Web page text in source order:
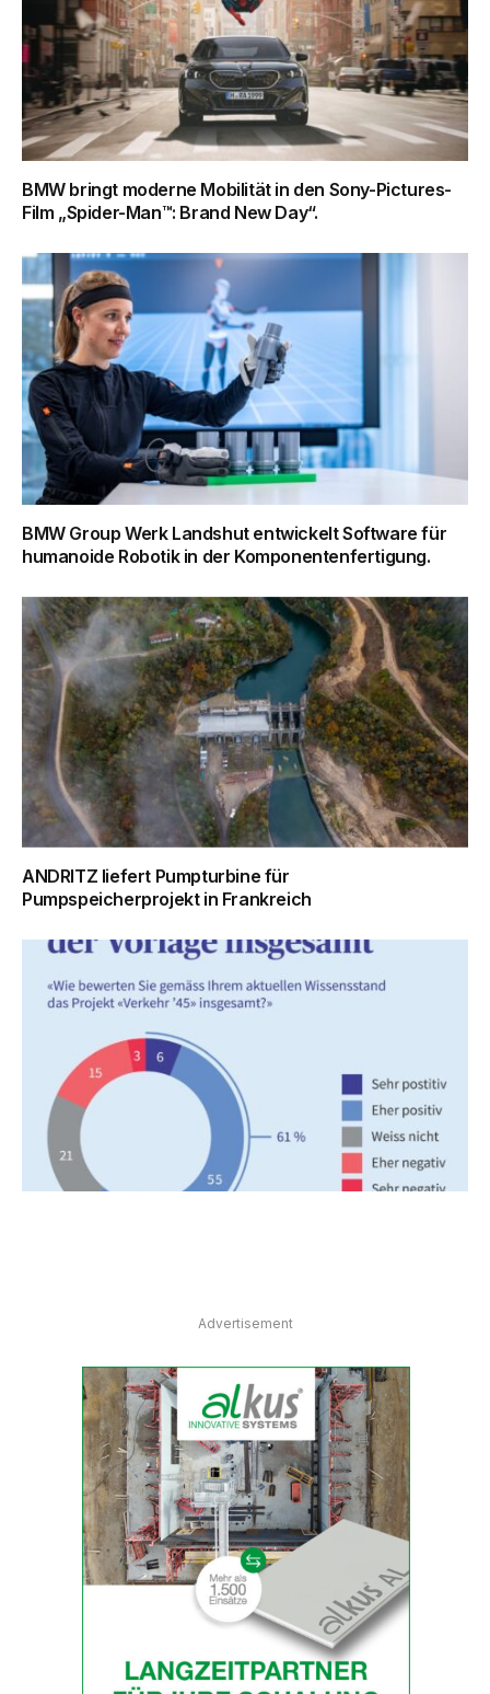
BMW bringt moderne Mobilität in den Sony-Pictures-
Film „Spider-Man™: Brand New Day“.
BMW Group Werk Landshut entwickelt Software für
humanoide Robotik in der Komponentenfertigung.
ANDRITZ liefert Pumpturbine für
Pumpspeicherprojekt in Frankreich
Advertisement